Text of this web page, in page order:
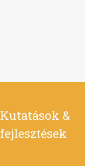
Kutatások &
fejlesztések